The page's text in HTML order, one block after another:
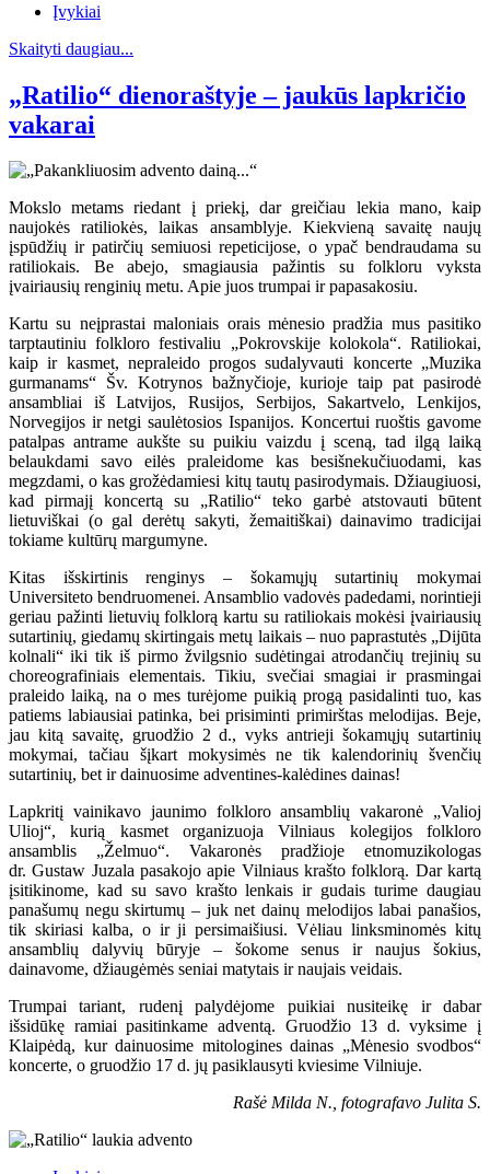
Įvykiai
Skaityti daugiau...
„Ratilio“ dienoraštyje – jaukūs lapkričio
vakarai
Mokslo metams riedant į priekį, dar greičiau lekia mano, kaip
naujokės ratiliokės, laikas ansamblyje. Kiekvieną savaitę naujų
įspūdžių ir patirčių semiuosi repeticijose, o ypač bendraudama su
ratiliokais. Be abejo, smagiausia pažintis su folkloru vyksta
įvairiausių renginių metu. Apie juos trumpai ir papasakosiu.
Kartu su neįprastai maloniais orais mėnesio pradžia mus pasitiko
tarptautiniu folkloro festivaliu „Pokrovskije kolokola“. Ratiliokai,
kaip ir kasmet, nepraleido progos sudalyvauti koncerte „Muzika
gurmanams“ Šv. Kotrynos bažnyčioje, kurioje taip pat pasirodė
ansambliai iš Latvijos, Rusijos, Serbijos, Sakartvelo, Lenkijos,
Norvegijos ir netgi saulėtosios Ispanijos. Koncertui ruoštis gavome
patalpas antrame aukšte su puikiu vaizdu į sceną, tad ilgą laiką
belaukdami savo eilės praleidome kas besišnekučiuodami, kas
megzdami, o kas grožėdamiesi kitų tautų pasirodymais. Džiaugiuosi,
kad pirmajį koncertą su „Ratilio“ teko garbė atstovauti būtent
lietuviškai (o gal derėtų sakyti, žemaitiškai) dainavimo tradicijai
tokiame kultūrų margumyne.
Kitas išskirtinis renginys – šokamųjų sutartinių mokymai
Universiteto bendruomenei. Ansamblio vadovės padedami, norintieji
geriau pažinti lietuvių folklorą kartu su ratiliokais mokėsi įvairiausių
sutartinių, giedamų skirtingais metų laikais – nuo paprastutės „Dijūta
kolnali“ iki tik iš pirmo žvilgsnio sudėtingai atrodančių trejinių su
choreografiniais elementais. Tikiu, svečiai smagiai ir prasmingai
praleido laiką, na o mes turėjome puikią progą pasidalinti tuo, kas
patiems labiausiai patinka, bei prisiminti primirštas melodijas. Beje,
jau kitą savaitę, gruodžio 2 d., vyks antrieji šokamųjų sutartinių
mokymai, tačiau šįkart mokysimės ne tik kalendorinių švenčių
sutartinių, bet ir dainuosime adventines-kalėdines dainas!
Lapkritį vainikavo jaunimo folkloro ansamblių vakaronė „Valioj
Ulioj“, kurią kasmet organizuoja Vilniaus kolegijos folkloro
ansamblis „Želmuo“. Vakaronės pradžioje etnomuzikologas
dr. Gustaw Juzala pasakojo apie Vilniaus krašto folklorą. Dar kartą
įsitikinome, kad su savo krašto lenkais ir gudais turime daugiau
panašumų negu skirtumų – juk net dainų melodijos labai panašios,
tik skiriasi kalba, o ir ji persimaišiusi. Vėliau linksminomės kitų
ansamblių dalyvių būryje – šokome senus ir naujus šokius,
dainavome, džiaugėmės seniai matytais ir naujais veidais.
Trumpai tariant, rudenį palydėjome puikiai nusiteikę ir dabar
išsidūkę ramiai pasitinkame adventą. Gruodžio 13 d. vyksime į
Klaipėdą, kur dainuosime mitologines dainas „Mėnesio svodbos“
koncerte, o gruodžio 17 d. jų pasiklausyti kviesime Vilniuje.
Rašė Milda N., fotografavo Julita S.